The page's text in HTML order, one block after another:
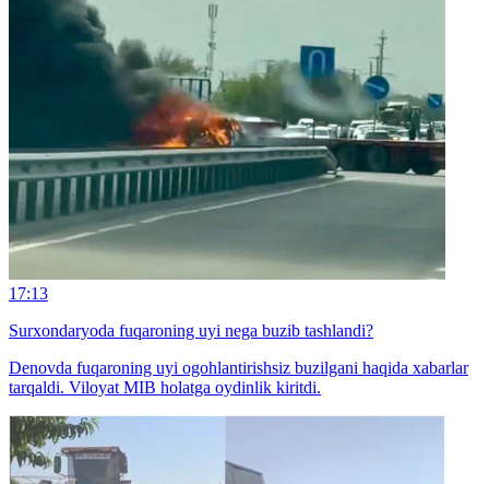
17:13
Surxondaryoda fuqaroning uyi nega buzib tashlandi?
Denovda fuqaroning uyi ogohlantirishsiz buzilgani haqida xabarlar
tarqaldi. Viloyat MIB holatga oydinlik kiritdi.